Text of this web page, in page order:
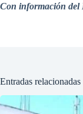
Con información del
Entradas relacionadas